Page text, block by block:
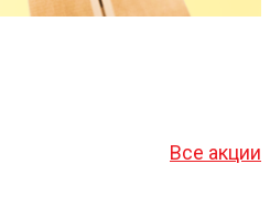
Все акции